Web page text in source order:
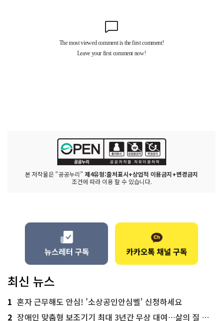
본 저작물은 "공공누리" 제4유형:출처표시+상업적 이용금지+변경금지
조건에 따라 이용 할 수 있습니다.
최신 뉴스
1 혼자 근무해도 안심! '소상공인안심벨' 신청하세요
2 장애인 맞춤형 보조기기 최대 3년간 무상 대여…삶의 질 높인다